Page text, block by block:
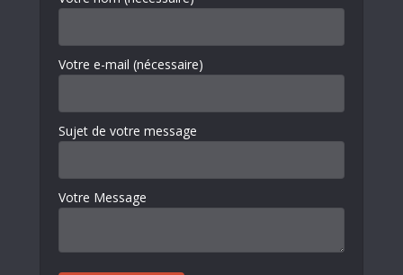
Votre e-mail (nécessaire)
Sujet de votre message
Votre Message